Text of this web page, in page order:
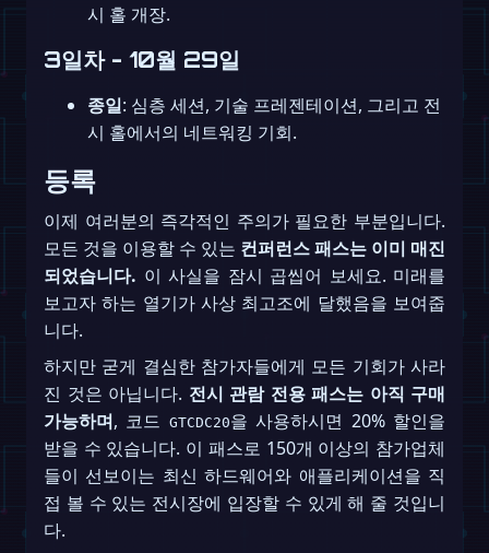
시 홀 개장.
3일차 - 10월 29일
종일: 심층 세션, 기술 프레젠테이션, 그리고 전
시 홀에서의 네트워킹 기회.
등록
이제 여러분의 즉각적인 주의가 필요한 부분입니다.
모든 것을 이용할 수 있는 컨퍼런스 패스는 이미 매진
되었습니다. 이 사실을 잠시 곱씹어 보세요. 미래를
보고자 하는 열기가 사상 최고조에 달했음을 보여줍
니다.
하지만 굳게 결심한 참가자들에게 모든 기회가 사라
진 것은 아닙니다. 전시 관람 전용 패스는 아직 구매
가능하며, 코드 GTCDC20을 사용하시면 20% 할인을
받을 수 있습니다. 이 패스로 150개 이상의 참가업체
들이 선보이는 최신 하드웨어와 애플리케이션을 직
접 볼 수 있는 전시장에 입장할 수 있게 해 줄 것입니
다.